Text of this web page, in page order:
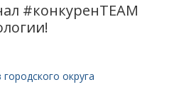
#конкуренTEAM
округа